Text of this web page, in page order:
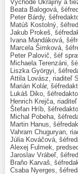
Vychode Ukrajiny a
Beata Balogová,
Peter Bárdy,
Matúš Kostolný,
Jakub Prokeš,
Ivana Mandáková,
Marcela Šimková,
Peter Palovič, šéf
Michaela Terenzáni,
Liszka Györgyi,
Attila Lovász, riaditeľ
Marián Kolár,
Lukáš Diko,
Henrich Krejča,
Štefan Hríb,
Michal Pobeha,
Martin Hanus,
Vahram Chuguryan,
Júlia Kováčová,
Alexej Fulmek,
Jaroslav Vrábeľ,
Braňo Karvaš,
Csaba Nyerges,